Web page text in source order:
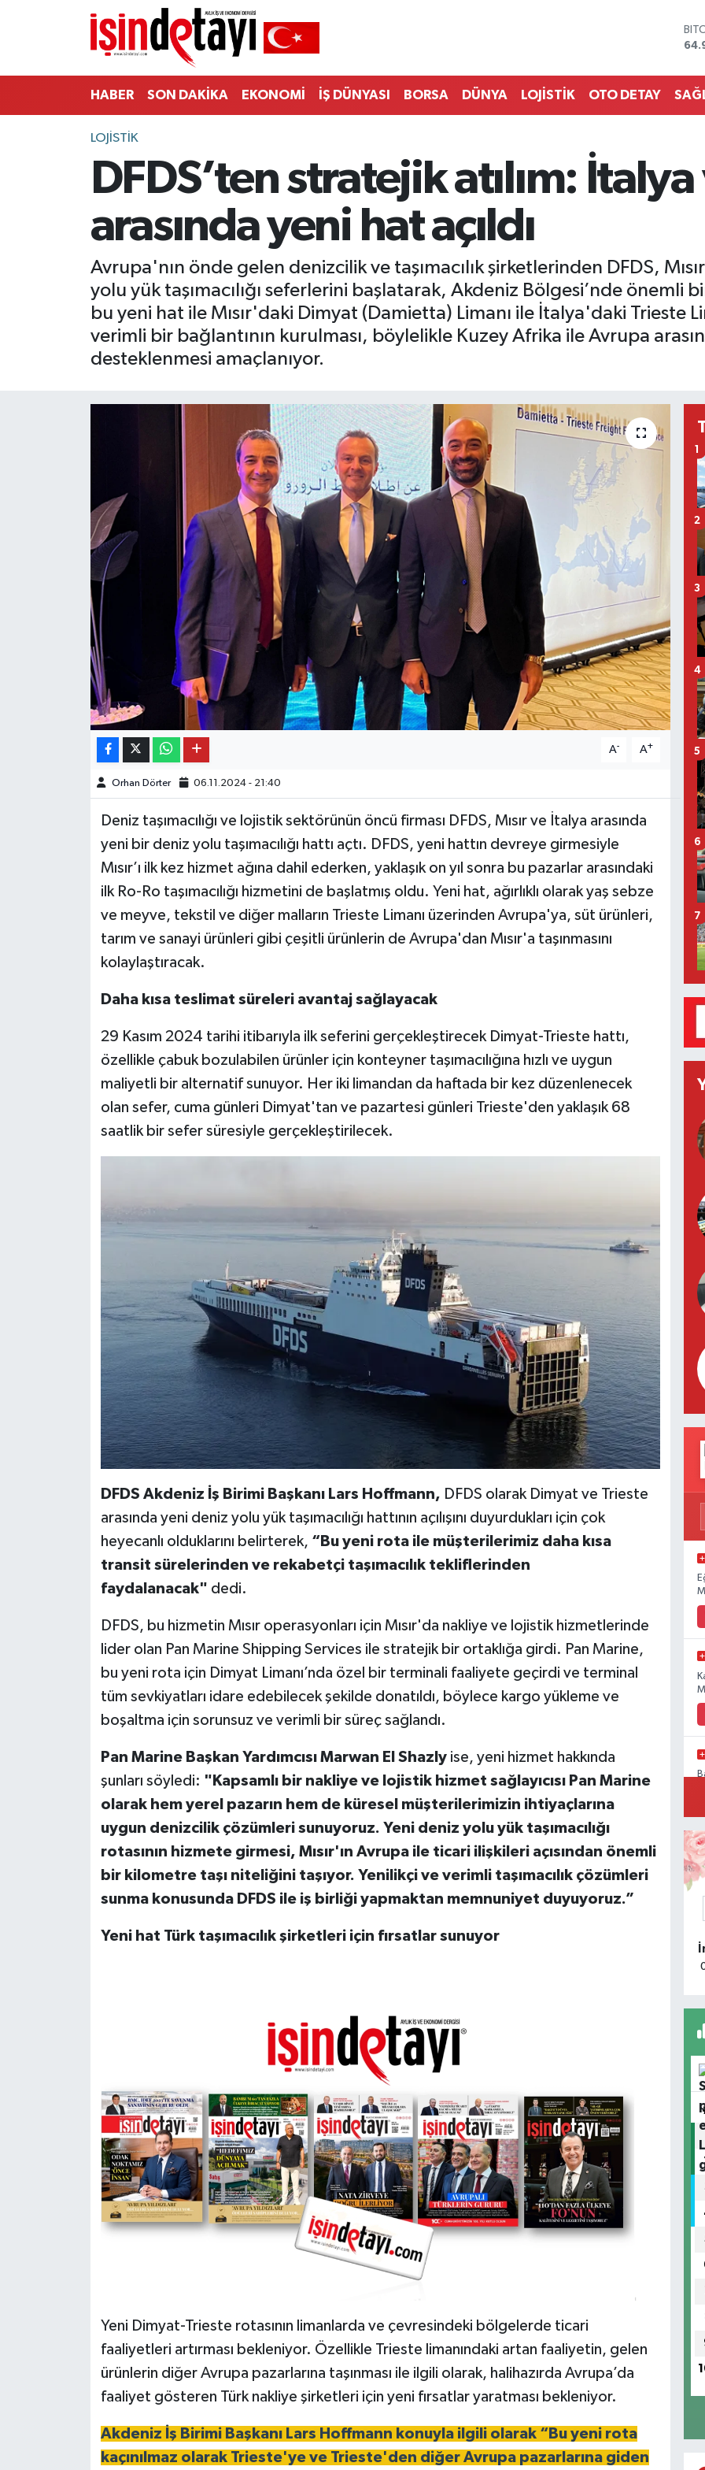
HABER SON DAKİKA EKONOMİ İŞ DÜNYASI BORSA DÜNYA LOJİSTİK OTO DETAY
LOJİSTİK
DFDS’ten stratejik atılım: İtalya
arasında yeni hat açıldı
Avrupa'nın önde gelen denizcilik ve taşımacılık şirketlerinden DFDS,
yolu yük taşımacılığı seferlerini başlatarak, Akdeniz Bölgesi’nde önemli
bu yeni hat ile Mısır'daki Dimyat (Damietta) Limanı ile İtalya'daki Trieste
verimli bir bağlantının kurulması, böylelikle Kuzey Afrika ile Avrupa
desteklenmesi amaçlanıyor.
A- A+
Orhan Dörter 06.11.2024 - 21:40
Deniz taşımacılığı ve lojistik sektörünün öncü firması DFDS, Mısır ve İtalya arasında
yeni bir deniz yolu taşımacılığı hattı açtı. DFDS, yeni hattın devreye girmesiyle
Mısır’ı ilk kez hizmet ağına dahil ederken, yaklaşık on yıl sonra bu pazarlar arasındaki
ilk Ro-Ro taşımacılığı hizmetini de başlatmış oldu. Yeni hat, ağırlıklı olarak yaş sebze
ve meyve, tekstil ve diğer malların Trieste Limanı üzerinden Avrupa'ya, süt ürünleri,
tarım ve sanayi ürünleri gibi çeşitli ürünlerin de Avrupa'dan Mısır'a taşınmasını
kolaylaştıracak.
Daha kısa teslimat süreleri avantaj sağlayacak
29 Kasım 2024 tarihi itibarıyla ilk seferini gerçekleştirecek Dimyat-Trieste hattı,
özellikle çabuk bozulabilen ürünler için konteyner taşımacılığına hızlı ve uygun
maliyetli bir alternatif sunuyor. Her iki limandan da haftada bir kez düzenlenecek
olan sefer, cuma günleri Dimyat'tan ve pazartesi günleri Trieste'den yaklaşık 68
saatlik bir sefer süresiyle gerçekleştirilecek.
DFDS Akdeniz İş Birimi Başkanı Lars Hoffmann, DFDS olarak Dimyat ve Trieste
arasında yeni deniz yolu yük taşımacılığı hattının açılışını duyurdukları için çok
heyecanlı olduklarını belirterek, “Bu yeni rota ile müşterilerimiz daha kısa
transit sürelerinden ve rekabetçi taşımacılık tekliflerinden
faydalanacak" dedi.
DFDS, bu hizmetin Mısır operasyonları için Mısır'da nakliye ve lojistik hizmetlerinde
lider olan Pan Marine Shipping Services ile stratejik bir ortaklığa girdi. Pan Marine,
bu yeni rota için Dimyat Limanı’nda özel bir terminali faaliyete geçirdi ve terminal
tüm sevkiyatları idare edebilecek şekilde donatıldı, böylece kargo yükleme ve
boşaltma için sorunsuz ve verimli bir süreç sağlandı.
Pan Marine Başkan Yardımcısı Marwan El Shazlyise, yeni hizmet hakkında
şunları söyledi: "Kapsamlı bir nakliye ve lojistik hizmet sağlayıcısı Pan Marine
olarak hem yerel pazarın hem de küresel müşterilerimizin ihtiyaçlarına
uygun denizcilik çözümleri sunuyoruz. Yeni deniz yolu yük taşımacılığı
rotasının hizmete girmesi, Mısır'ın Avrupa ile ticari ilişkileri açısından önemli
bir kilometre taşı niteliğini taşıyor. Yenilikçi ve verimli taşımacılık çözümleri
sunma konusunda DFDS ile iş birliği yapmaktan memnuniyet duyuyoruz.”
Yeni hat Türk taşımacılık şirketleri için fırsatlar sunuyor
Yeni Dimyat-Trieste rotasının limanlarda ve çevresindeki bölgelerde ticari
faaliyetleri artırması bekleniyor. Özellikle Trieste limanındaki artan faaliyetin, gelen
ürünlerin diğer Avrupa pazarlarına taşınması ile ilgili olarak, halihazırda Avrupa’da
faaliyet gösteren Türk nakliye şirketleri için yeni fırsatlar yaratması bekleniyor.
Akdeniz İş Birimi Başkanı Lars Hoffmann konuyla ilgili olarak “Bu yeni rota
kaçınılmaz olarak Trieste'ye ve Trieste'den diğer Avrupa pazarlarına giden
1
2
3
4
5
6
7
EKONOMİ
ENERJİ HABERİ
GAYRİMENKUL
LOJİSTİK
MAGAZİN
FİNANS
Nöbetçi Eczaneler
Hava Durumu
İstanbul Namaz Vakitleri
Trafik Durumu
Süper Lig Puan Durumu ve Fikstür
Tüm Manşetler
Son Dakika Haberleri
Haber Arşivi